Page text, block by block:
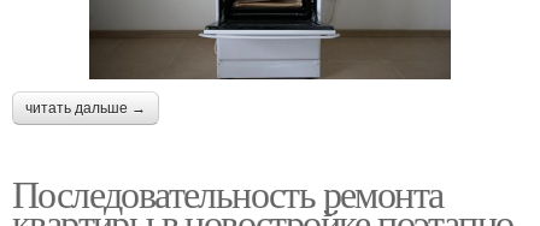
читать дальше →
Последовательность ремонта